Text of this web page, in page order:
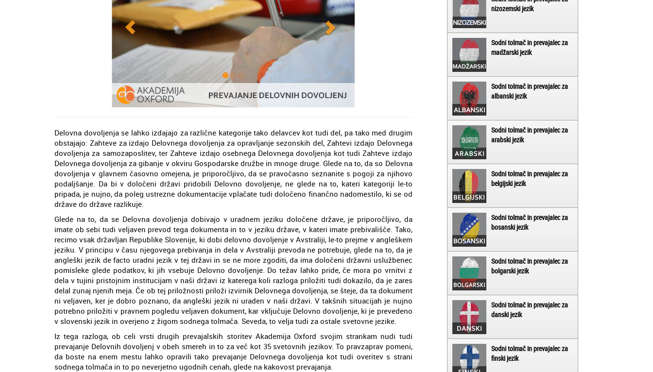
Delovna dovoljenja se lahko izdajajo za različne kategorije tako delavcev kot tudi del, pa tako med drugim
obstajajo: Zahteve za izdajo Delovnega dovoljenja za opravljanje sezonskih del, Zahtevi izdajo Delovnega
dovoljenja za samozaposlitev, ter Zahteve izdajo osebnega Delovnega dovoljenja kot tudi Zahteve izdajo
Delovnega dovoljenja za gibanje v okviru Gospodarske družbe in mnoge druge. Glede na to, da so Delovna
dovoljenja v glavnem časovno omejena, je priporočljivo, da se pravočasno seznanite s pogoji za njihovo
podaljšanje. Da bi v določeni državi pridobili Delovno dovoljenje, ne glede na to, kateri kategoriji le-to
pripada, je nujno, da poleg ustrezne dokumentacije vplačate tudi določeno finančno nadomestilo, ki se od
države do države razlikuje.
Glede na to, da se Delovna dovoljenja dobivajo v uradnem jeziku določene države, je priporočljivo, da
imate ob sebi tudi veljaven prevod tega dokumenta in to v jeziku države, v kateri imate prebivališče. Tako,
recimo vsak državljan Republike Slovenije, ki dobi delovno dovoljenje v Avstraliji, le-to prejme v angleškem
jeziku. V principu v času njegovega prebivanja in dela v Avstraliji prevoda ne potrebuje, glede na to, da je
angleški jezik de facto uradni jezik v tej državi in se ne more zgoditi, da ima določeni državni uslužbenec
pomisleke glede podatkov, ki jih vsebuje Delovno dovoljenje. Do težav lahko pride, če mora po vrnitvi z
dela v tujini pristojnim institucijam v naši državi iz katerega koli razloga priložiti tudi dokazilo, da je zares
delal zunaj njenih meja. Če ob tej priložnosti priloži izvirnik Delovnega dovoljenja, se šteje, da ta dokument
ni veljaven, ker je dobro poznano, da angleški jezik ni uraden v naši državi. V takšnih situacijah je nujno
potrebno priložiti v pravnem pogledu veljaven dokument, kar vključuje Delovno dovoljenje, ki je prevedeno
v slovenski jezik in overjeno z žigom sodnega tolmača. Seveda, to velja tudi za ostale svetovne jezike.
Iz tega razloga, ob celi vrsti drugih prevajalskih storitev Akademija Oxford svojim strankam nudi tudi
prevajanje Delovnih dovoljenj v obeh smereh in to za več kot 35 svetovnih jezikov. To pravzaprav pomeni,
da boste na enem mestu lahko opravili tako prevajanje Delovnega dovoljenja kot tudi overitev s strani
sodnega tolmača in to po neverjetno ugodnih cenah, glede na kakovost prevajanja.
nizozemski jezik
Sodni tolmač in prevajalec za
madžarski jezik
Sodni tolmač in prevajalec za
albanski jezik
Sodni tolmač in prevajalec za
arabski jezik
Sodni tolmač in prevajalec za
belgijski jezik
Sodni tolmač in prevajalec za
bosanski jezik
Sodni tolmač in prevajalec za
bolgarski jezik
Sodni tolmač in prevajalec za
danski jezik
Sodni tolmač in prevajalec za
finski jezik